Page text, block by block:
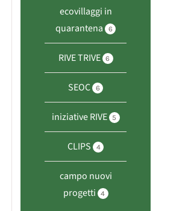
ecovillaggi in
quarantena
6
RIVE TRIVE 6
SEOC 6
iniziative RIVE 5
CLIPS 4
campo nuovi
progetti
4